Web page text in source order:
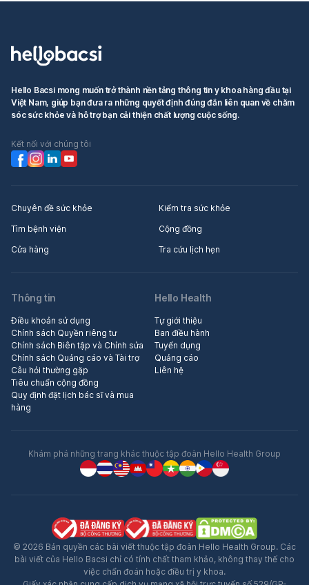
Hello Bacsi mong muốn trở thành nền tảng thông tin y khoa hàng đầu tại
Việt Nam, giúp bạn đưa ra những quyết định đúng đắn liên quan về chăm
sóc sức khỏe và hỗ trợ bạn cải thiện chất lượng cuộc sống.
Kết nối với chúng tôi
Chuyên đề sức khỏe
Kiểm tra sức khỏe
Tìm bệnh viện
Cộng đồng
Cửa hàng
Tra cứu lịch hẹn
Thông tin
Điều khoản sử dụng
Chính sách Quyền riêng tư
Chính sách Biên tập và Chỉnh sửa
Chính sách Quảng cáo và Tài trợ
Câu hỏi thường gặp
Tiêu chuẩn cộng đồng
Quy định đặt lịch bác sĩ và mua
hàng
Hello Health
Tự giới thiệu
Ban điều hành
Tuyển dụng
Quảng cáo
Liên hệ
Khám phá những trang khác thuộc tập đoàn Hello Health Group
© 2026 Bản quyền các bài viết thuộc tập đoàn Hello Health Group. Các
bài viết của Hello Bacsi chỉ có tính chất tham khảo, không thay thế cho
việc chẩn đoán hoặc điều trị y khoa.